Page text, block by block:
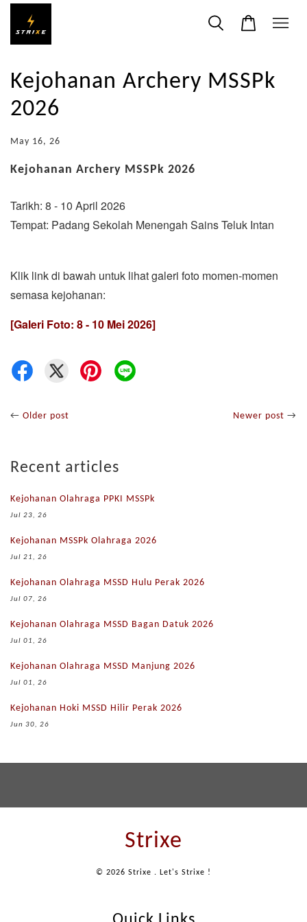
Kejohanan Archery MSSPk
2026
May 16, 26
Kejohanan Archery MSSPk 2026
Tarikh: 8 - 10 April 2026
Tempat: Padang Sekolah Menengah Sains Teluk Intan
Klik link di bawah untuk lihat galeri foto momen-momen
semasa kejohanan:
[Galeri Foto: 8 - 10 Mei 2026]
← Older post Newer post →
Recent articles
Kejohanan Olahraga PPKI MSSPk
Jul 23, 26
Kejohanan MSSPk Olahraga 2026
Jul 21, 26
Kejohanan Olahraga MSSD Hulu Perak 2026
Jul 07, 26
Kejohanan Olahraga MSSD Bagan Datuk 2026
Jul 01, 26
Kejohanan Olahraga MSSD Manjung 2026
Jul 01, 26
Kejohanan Hoki MSSD Hilir Perak 2026
Jun 30, 26
Strixe
© 2026 Strixe . Let's Strixe !